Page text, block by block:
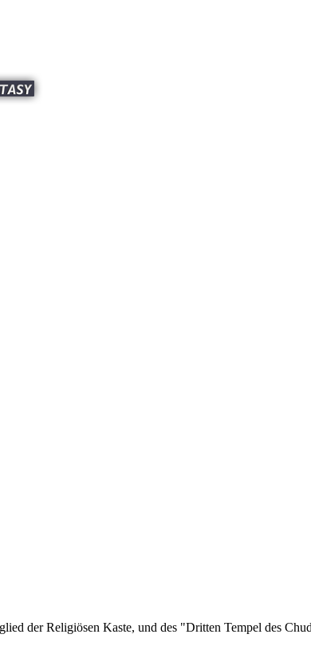
der Religiösen Kaste, und des "Dritten Tempel des